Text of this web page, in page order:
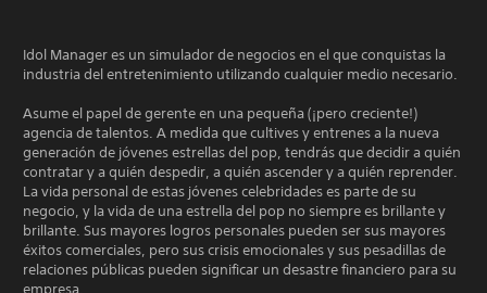
Idol Manager es un simulador de negocios en el que conquistas la
industria del entretenimiento utilizando cualquier medio necesario.
Asume el papel de gerente en una pequeña (¡pero creciente!)
agencia de talentos. A medida que cultives y entrenes a la nueva
generación de jóvenes estrellas del pop, tendrás que decidir a quién
contratar y a quién despedir, a quién ascender y a quién reprender.
La vida personal de estas jóvenes celebridades es parte de su
negocio, y la vida de una estrella del pop no siempre es brillante y
brillante. Sus mayores logros personales pueden ser sus mayores
éxitos comerciales, pero sus crisis emocionales y sus pesadillas de
relaciones públicas pueden significar un desastre financiero para su
empresa.